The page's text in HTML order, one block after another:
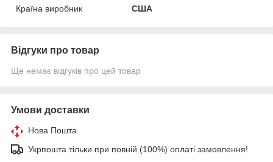
Країна виробник США
Відгуки про товар
Ще немає відгуків про цей товар
Умови доставки
Нова Пошта
Укрпошта тільки при повній (100%) оплаті замовлення!